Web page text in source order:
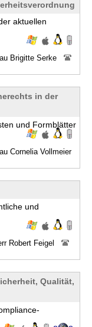
aktuellen
Brigitte Serke
in der
und Formblätter
Cornelia Vollmeier
und
Robert Feigel
Qualität,